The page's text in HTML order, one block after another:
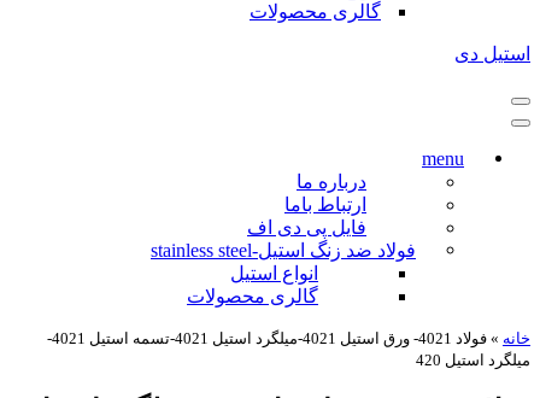
گالری محصولات
استیل دی
فهرست
ناوبری
فهرست
menu
درباره ما
ارتباط باما
فایل پی دی اف
فولاد ضد زنگ استیل-stainless steel
انواع استیل
گالری محصولات
خانه »
فولاد 4021- ورق استیل 4021-میلگرد استیل 4021-تسمه استیل 4021-
میلگرد استیل 420